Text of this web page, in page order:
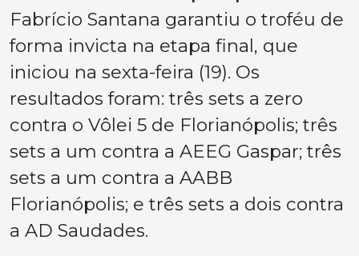
Fabrício Santana garantiu o troféu de
forma invicta na etapa final, que
iniciou na sexta-feira (19). Os
resultados foram: três sets a zero
contra o Vôlei 5 de Florianópolis; três
sets a um contra a AEEG Gaspar; três
sets a um contra a AABB
Florianópolis; e três sets a dois contra
a AD Saudades.